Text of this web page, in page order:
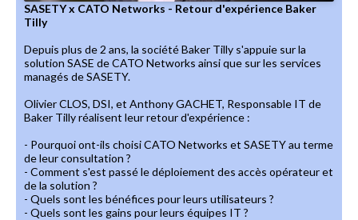
SASETY x CATO Networks - Retour d'expérience Baker
Tilly
Depuis plus de 2 ans, la société Baker Tilly s'appuie sur la
solution SASE de CATO Networks ainsi que sur les services
managés de SASETY.
Olivier CLOS, DSI, et Anthony GACHET, Responsable IT de
Baker Tilly réalisent leur retour d'expérience :
- Pourquoi ont-ils choisi CATO Networks et SASETY au terme
de leur consultation ?
- Comment s'est passé le déploiement des accès opérateur et
de la solution ?
- Quels sont les bénéfices pour leurs utilisateurs ?
- Quels sont les gains pour leurs équipes IT ?